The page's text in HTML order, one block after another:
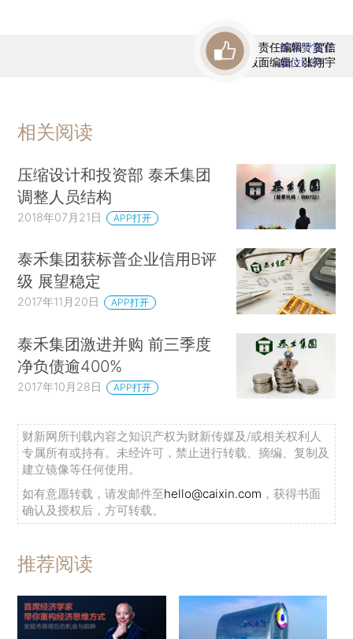
责任编辑：贺信
版面编辑：张翔宇
首席赞赏官
虚位以待
相关阅读
压缩设计和投资部 泰禾集团
调整人员结构
2018年07月21日 APP打开
泰禾集团获标普企业信用B评
级 展望稳定
2017年11月20日 APP打开
泰禾集团激进并购 前三季度
净负债逾400%
2017年10月28日 APP打开
财新网所刊载内容之知识产权为财新传媒及/或相关权利人
专属所有或持有。未经许可，禁止进行转载、摘编、复制及
建立镜像等任何使用。
如有意愿转载，请发邮件至hello@caixin.com ，获得书面
确认及授权后，方可转载。
推荐阅读